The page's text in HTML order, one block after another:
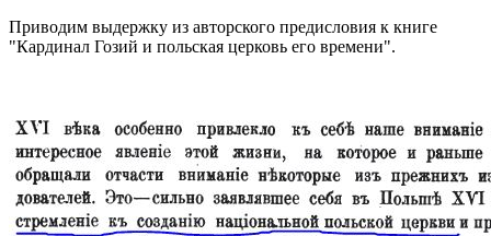
Приводим выдержку из авторского предисловия к книге
"Кардинал Гозий и польская церковь его времени".